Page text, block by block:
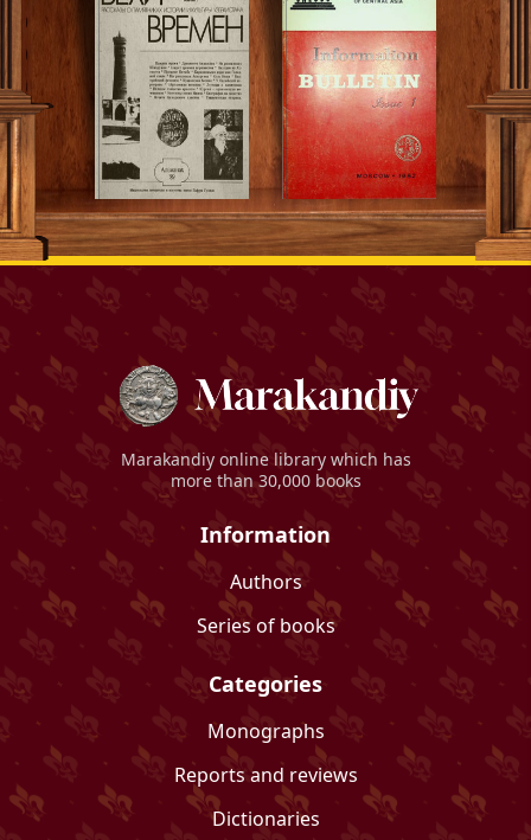
Marakandiy online library which has
more than 30,000 books
Information
Authors
Series of books
Categories
Monographs
Reports and reviews
Dictionaries